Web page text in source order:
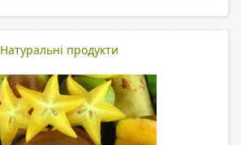
Натуральні продукти